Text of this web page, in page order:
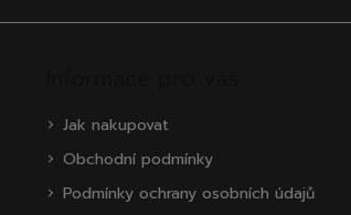
Jak nakupovat
Obchodní podmínky
Podmínky ochrany osobních údajů